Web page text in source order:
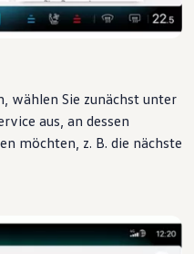
wählen Sie zunächst unter
aus, an dessen
möchten, z. B. die nächste